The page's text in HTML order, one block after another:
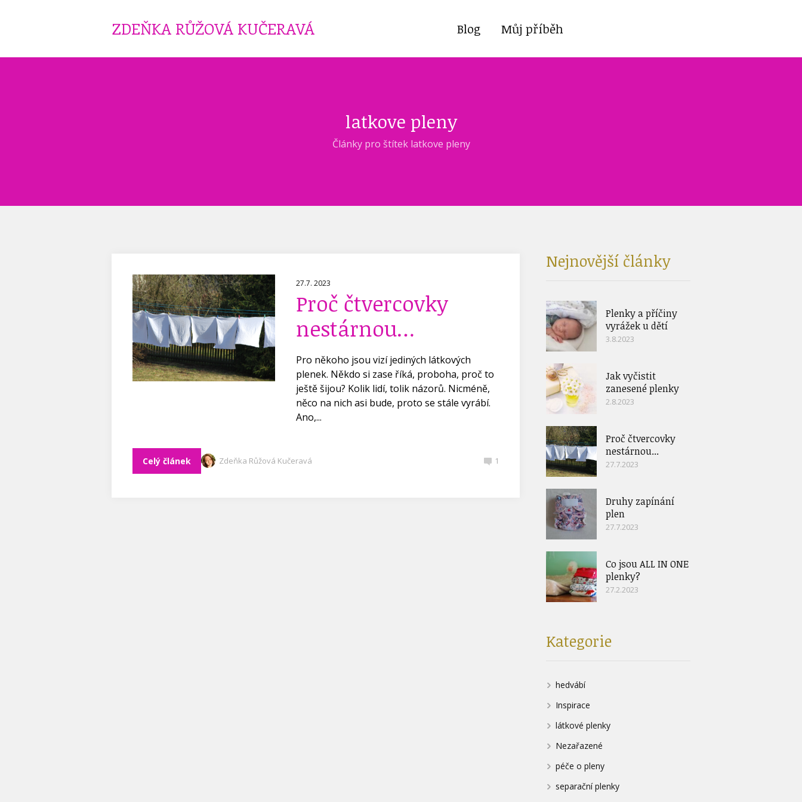
ZDEŇKA RŮŽOVÁ KUČERAVÁ Blog Můj příběh
latkove pleny
Články pro štítek latkove pleny
27.7. 2023
Proč čtvercovky
nestárnou…
Pro někoho jsou vizí jediných látkových
plenek. Někdo si zase říká, proboha, proč to
ještě šijou? Kolik lidí, tolik názorů. Nicméně,
něco na nich asi bude, proto se stále vyrábí.
Ano,...
Celý článek Zdeňka Růžová Kučeravá 1
Nejnovější články
Plenky a příčiny
vyrážek u dětí
3.8.2023
Jak vyčistit
zanesené plenky
2.8.2023
Proč čtvercovky
nestárnou...
27.7.2023
Druhy zapínání
plen
27.7.2023
Co jsou ALL IN ONE
plenky?
27.2.2023
Kategorie
hedvábí
Inspirace
látkové plenky
Nezařazené
péče o pleny
separační plenky